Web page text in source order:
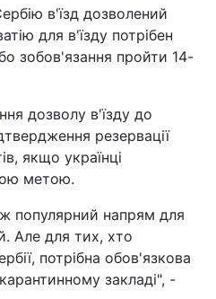
в'їзд дозволений
для в'їзду потрібен
зобов'язання пройти 14-
дозволу в'їзду до
резервації
якщо українці
метою.
популярний напрям для
Але для тих, хто
потрібна обов'язкова
закладі", -